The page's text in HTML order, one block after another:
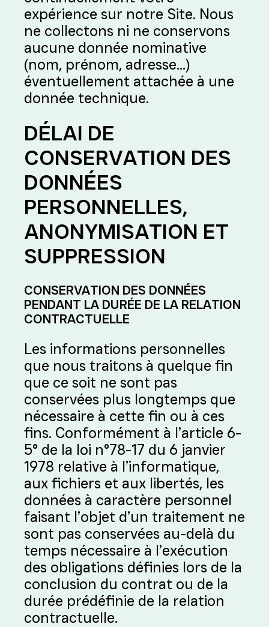
expérience sur notre Site. Nous
ne collectons ni ne conservons
aucune donnée nominative
(nom, prénom, adresse…)
éventuellement attachée à une
donnée technique.
DÉLAI DE
CONSERVATION DES
DONNÉES
PERSONNELLES,
ANONYMISATION ET
SUPPRESSION
CONSERVATION DES DONNÉES
PENDANT LA DURÉE DE LA RELATION
CONTRACTUELLE
Les informations personnelles
que nous traitons à quelque fin
que ce soit ne sont pas
conservées plus longtemps que
nécessaire à cette fin ou à ces
fins. Conformément à l’article 6-
5° de la loi n°78-17 du 6 janvier
1978 relative à l’informatique,
aux fichiers et aux libertés, les
données à caractère personnel
faisant l’objet d’un traitement ne
sont pas conservées au-delà du
temps nécessaire à l’exécution
des obligations définies lors de la
conclusion du contrat ou de la
durée prédéfinie de la relation
contractuelle.